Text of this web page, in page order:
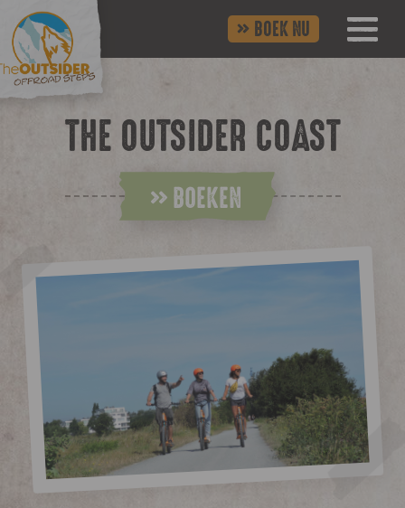
BOEK NU
THE OUTSIDER COAST
BOEKEN